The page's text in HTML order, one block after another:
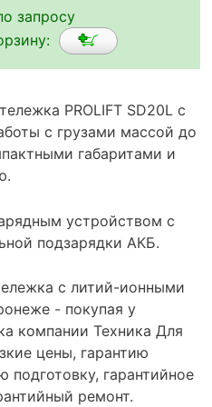
запросу
PROLIFT SD20L с
с грузами массой до
габаритами и
устройством с
подзарядки АКБ.
с литий-ионными
- покупая у
компании Техника Для
цены, гарантию
подготовку, гарантийное
ремонт.